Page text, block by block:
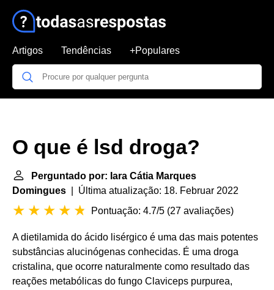
Artigos Tendências +Populares
O que é lsd droga?
Perguntado por: Iara Cátia Marques
Domingues | Última atualização: 18. Februar 2022
Pontuação: 4.7/5 (27 avaliações)
A dietilamida do ácido lisérgico é uma das mais potentes
substâncias alucinógenas conhecidas. É uma droga
cristalina, que ocorre naturalmente como resultado das
reações metabólicas do fungo Claviceps purpurea,